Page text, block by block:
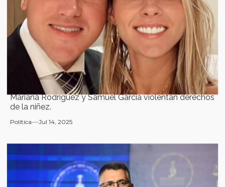
Mariana Rodriguez y Samuel Garcia violentan derechos
de la niñez.
Política Jul 14, 2025